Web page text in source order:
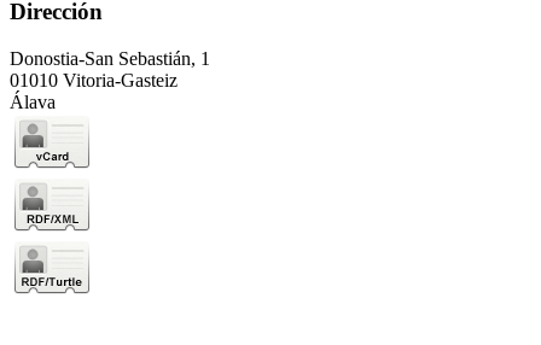
Dirección
Donostia-San Sebastián, 1
01010 Vitoria-Gasteiz
Álava